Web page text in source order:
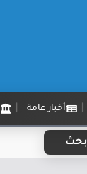
أخبار عامة
بحث